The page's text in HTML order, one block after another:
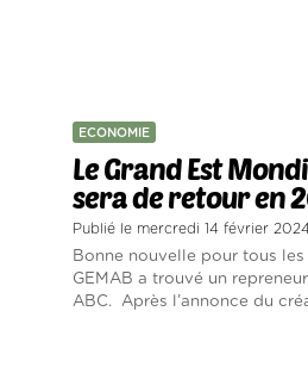
ECONOMIE
Le Grand Est
sera de retour en
Publié le mercredi 14 février
Bonne nouvelle pour tous
GEMAB a trouvé un
ABC. Après l’annonce du